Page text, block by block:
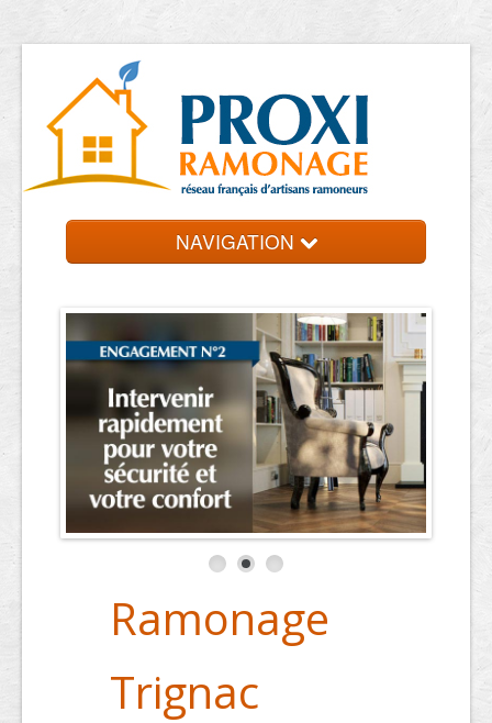
NAVIGATION
Contact et devis
Ramonage
Trignac